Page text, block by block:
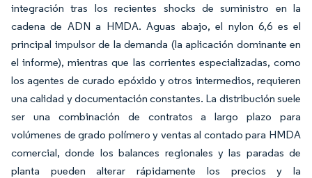
integración tras los recientes shocks de suministro en la
cadena de ADN a HMDA. Aguas abajo, el nylon 6,6 es el
principal impulsor de la demanda (la aplicación dominante en
el informe), mientras que las corrientes especializadas, como
los agentes de curado epóxido y otros intermedios, requieren
una calidad y documentación constantes. La distribución suele
ser una combinación de contratos a largo plazo para
volúmenes de grado polímero y ventas al contado para HMDA
comercial, donde los balances regionales y las paradas de
planta pueden alterar rápidamente los precios y la